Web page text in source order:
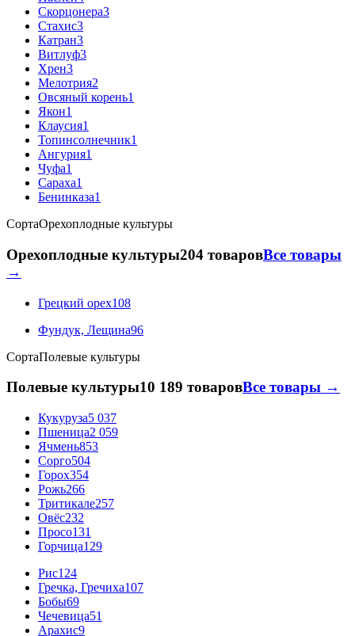
Скорцонера3
Стахис3
Катран3
Витлуф3
Хрен3
Мелотрия2
Овсяный корень1
Якон1
Клаусия1
Топинсолнечник1
Ангурия1
Чуфа1
Сараха1
Бенинказа1
СортаОрехоплодные культуры
Орехоплодные культуры204 товаровВсе товары
→
Грецкий орех108
Фундук, Лещина96
СортаПолевые культуры
Полевые культуры10 189 товаровВсе товары →
Кукуруза5 037
Пшеница2 059
Ячмень853
Сорго504
Горох354
Рожь266
Тритикале257
Овёс232
Просо131
Горчица129
Рис124
Гречка, Гречиха107
Бобы69
Чечевица51
Арахис9